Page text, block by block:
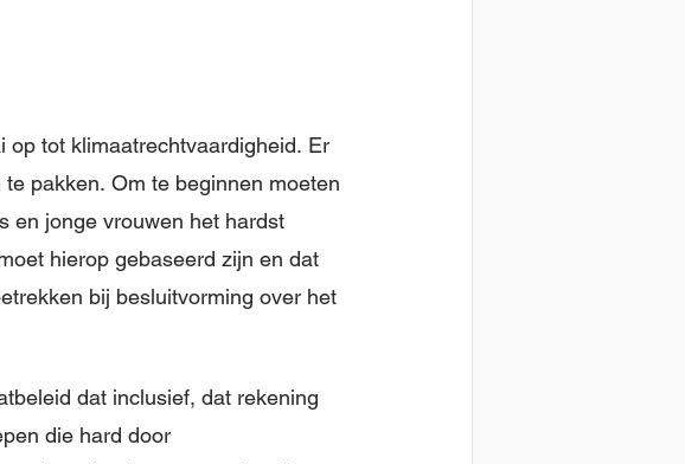
op tot klimaatrechtvaardigheid. Er
pakken. Om te beginnen moeten
en jonge vrouwen het hardst
hierop gebaseerd zijn en dat
bij besluitvorming over het
dat inclusief, dat rekening
die hard door